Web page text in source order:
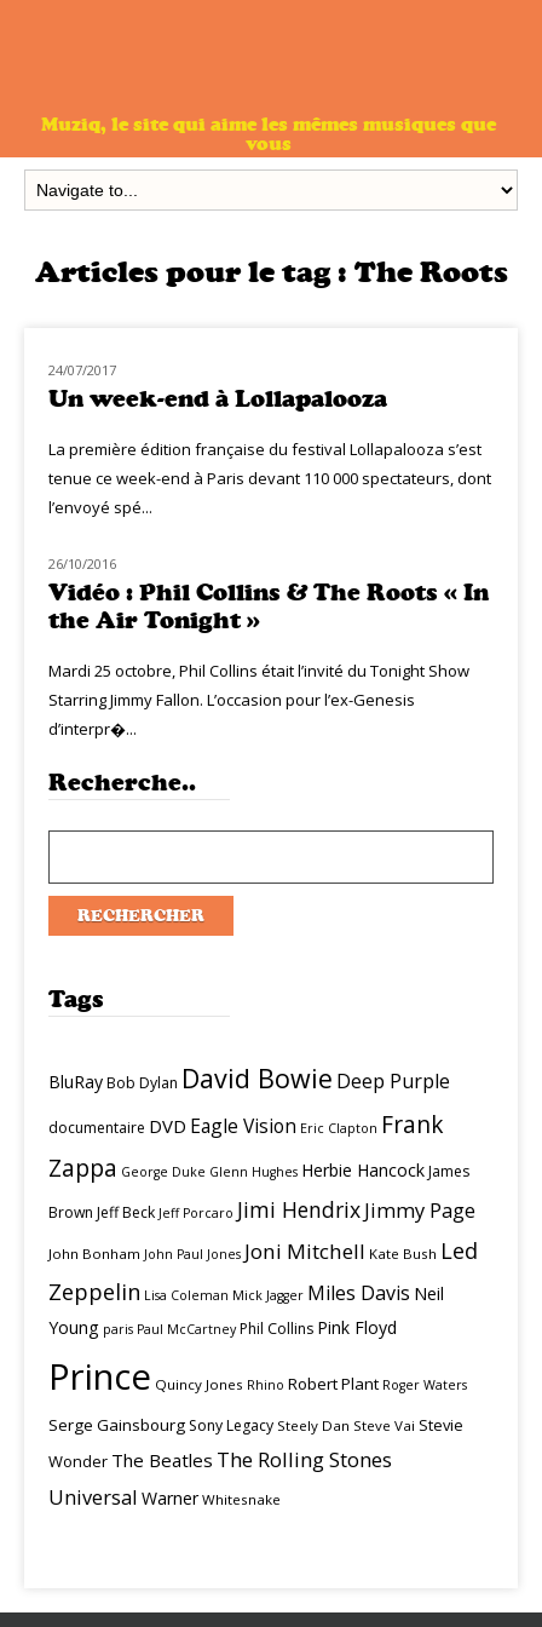
Muziq, le site qui aime les mêmes musiques que
vous
Articles pour le tag : The Roots
LIVE MUZIQ
24/07/2017
Un week-end à Lollapalooza
La première édition française du festival Lollapalooza s’est
tenue ce week-end à Paris devant 110 000 spectateurs, dont
l’envoyé spé...
MUZIQ NEWS
26/10/2016
Vidéo : Phil Collins & The Roots « In
the Air Tonight »
Mardi 25 octobre, Phil Collins était l’invité du Tonight Show
Starring Jimmy Fallon. L’occasion pour l’ex-Genesis
d’interpr�...
Recherche..
Tags
BluRayBob Dylan David Bowie Deep Purple
documentaire DVD Eagle Vision Eric Clapton Frank
Zappa George Duke Glenn Hughes Herbie HancockJames
Brown Jeff Beck Jeff Porcaro Jimi HendrixJimmy Page
John Bonham John Paul Jones Joni Mitchell Kate Bush Led
Zeppelin Lisa Coleman Mick Jagger Miles Davis Neil
Young paris Paul McCartney Phil Collins Pink Floyd
Prince Quincy Jones Rhino Robert Plant Roger Waters
Serge Gainsbourg Sony Legacy Steely Dan Steve Vai Stevie
Wonder The Beatles The Rolling Stones
Universal Warner Whitesnake